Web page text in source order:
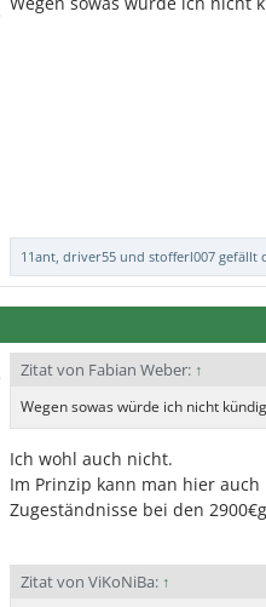
11ant, driver55 und stofferl007 gefällt
Zitat von Fabian Weber: ↑
Wegen sowas würde ich nicht
Ich wohl auch nicht.
Im Prinzip kann man hier
Zugeständnisse bei den
Zitat von ViKoNiBa: ↑